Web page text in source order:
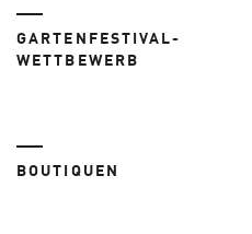
GARTENFESTIVAL-
WETTBEWERB
BOUTIQUEN